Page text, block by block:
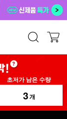
초저가 남은 수량
3개